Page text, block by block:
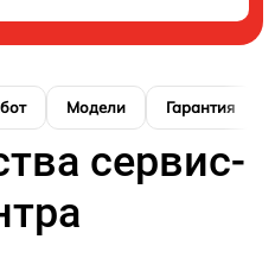
Модели Гарантия
сервис-